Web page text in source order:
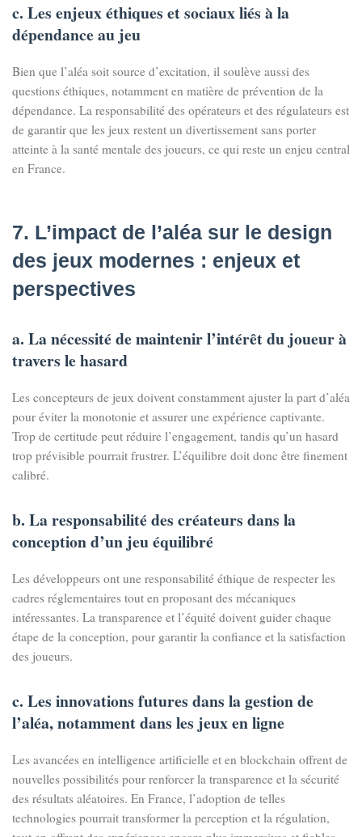
c. Les enjeux éthiques et sociaux liés à la
dépendance au jeu
Bien que l’aléa soit source d’excitation, il soulève aussi des
questions éthiques, notamment en matière de prévention de la
dépendance. La responsabilité des opérateurs et des régulateurs est
de garantir que les jeux restent un divertissement sans porter
atteinte à la santé mentale des joueurs, ce qui reste un enjeu central
en France.
7. L’impact de l’aléa sur le design
des jeux modernes : enjeux et
perspectives
a. La nécessité de maintenir l’intérêt du joueur à
travers le hasard
Les concepteurs de jeux doivent constamment ajuster la part d’aléa
pour éviter la monotonie et assurer une expérience captivante.
Trop de certitude peut réduire l’engagement, tandis qu’un hasard
trop prévisible pourrait frustrer. L’équilibre doit donc être finement
calibré.
b. La responsabilité des créateurs dans la
conception d’un jeu équilibré
Les développeurs ont une responsabilité éthique de respecter les
cadres réglementaires tout en proposant des mécaniques
intéressantes. La transparence et l’équité doivent guider chaque
étape de la conception, pour garantir la confiance et la satisfaction
des joueurs.
c. Les innovations futures dans la gestion de
l’aléa, notamment dans les jeux en ligne
Les avancées en intelligence artificielle et en blockchain offrent de
nouvelles possibilités pour renforcer la transparence et la sécurité
des résultats aléatoires. En France, l’adoption de telles
technologies pourrait transformer la perception et la régulation,